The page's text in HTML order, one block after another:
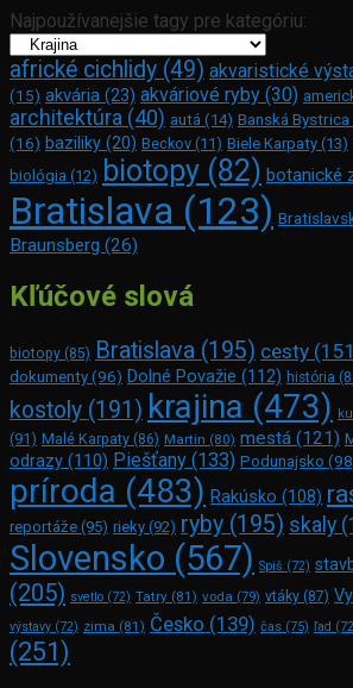
Najpoužívanejšie tagy pre kategóriu:
africké cichlidy (49) akvaristické
(15) akvária (23) akváriové ryby (30)
architektúra (40) autá (14) Banská Bystrica
(16) baziliky (20) Beckov (11) Biele Karpaty (13)
biológia (12) biotopy (82) botanické
Bratislava (123)
Braunsberg (26)
Kľúčové slová
biotopy (85) Bratislava (195) cesty
dokumenty (96) Dolné Považie (112) história
kostoly (191) krajina (473)
(91) Malé Karpaty (86) Martin (80) mestá (121)
odrazy (110) Piešťany (133) Podunajsko
príroda (483) Rakúsko (108)
reportáže (95) rieky (92) ryby (195) skaly
Slovensko (567) Spiš (72)
(205) svetlo (72) Tatry (81) voda (79) vtáky (87)
výstavy (72) zima (81) Česko (139) čas (75) ľad
(251)